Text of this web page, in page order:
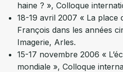
haine ? », Colloque
18-19 avril 2007 « La place
François dans les années
Imagerie, Arles.
15-17 novembre 2006 «
mondiale », Colloque